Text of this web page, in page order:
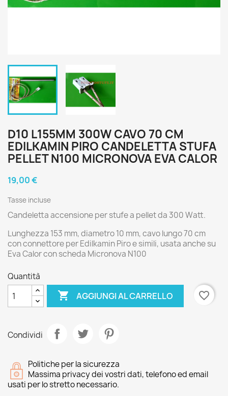
D10 L155MM 300W CAVO 70 CM
EDILKAMIN PIRO CANDELETTA STUFA
PELLET N100 MICRONOVA EVA CALOR
19,00 €
Tasse incluse
Candeletta accensione per stufe a pellet da 300 Watt.
Lunghezza 153 mm, diametro 10 mm, cavo lungo 70 cm
con connettore per Edilkamin Piro e simili, usata anche su
Eva Calor con scheda Micronova N100
Quantità
 AGGIUNGI AL CARRELLO favorite_border
Condividi
Politiche per la sicurezza
Massima privacy dei vostri dati, telefono ed email
usati per lo stretto necessario.